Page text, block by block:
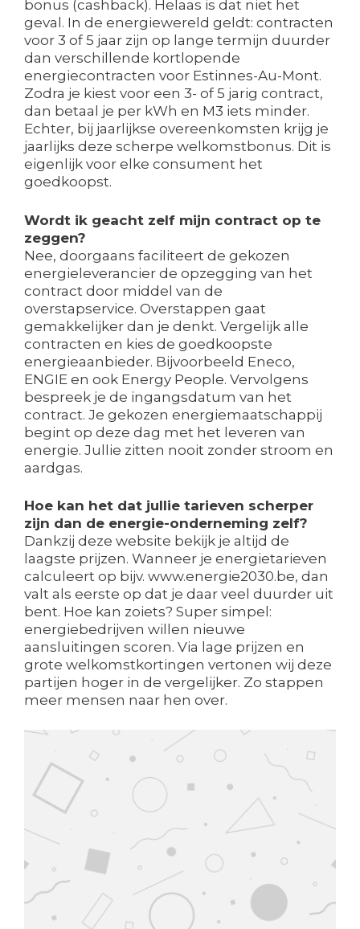
bonus (cashback). Helaas is dat niet het
geval. In de energiewereld geldt: contracten
voor 3 of 5 jaar zijn op lange termijn duurder
dan verschillende kortlopende
energiecontracten voor Estinnes-Au-Mont.
Zodra je kiest voor een 3- of 5 jarig contract,
dan betaal je per kWh en M3 iets minder.
Echter, bij jaarlijkse overeenkomsten krijg je
jaarlijks deze scherpe welkomstbonus. Dit is
eigenlijk voor elke consument het
goedkoopst.
Wordt ik geacht zelf mijn contract op te
zeggen?
Nee, doorgaans faciliteert de gekozen
energieleverancier de opzegging van het
contract door middel van de
overstapservice. Overstappen gaat
gemakkelijker dan je denkt. Vergelijk alle
contracten en kies de goedkoopste
energieaanbieder. Bijvoorbeeld Eneco,
ENGIE en ook Energy People. Vervolgens
bespreek je de ingangsdatum van het
contract. Je gekozen energiemaatschappij
begint op deze dag met het leveren van
energie. Jullie zitten nooit zonder stroom en
aardgas.
Hoe kan het dat jullie tarieven scherper
zijn dan de energie-onderneming zelf?
Dankzij deze website bekijk je altijd de
laagste prijzen. Wanneer je energietarieven
calculeert op bijv. www.energie2030.be, dan
valt als eerste op dat je daar veel duurder uit
bent. Hoe kan zoiets? Super simpel:
energiebedrijven willen nieuwe
aansluitingen scoren. Via lage prijzen en
grote welkomstkortingen vertonen wij deze
partijen hoger in de vergelijker. Zo stappen
meer mensen naar hen over.